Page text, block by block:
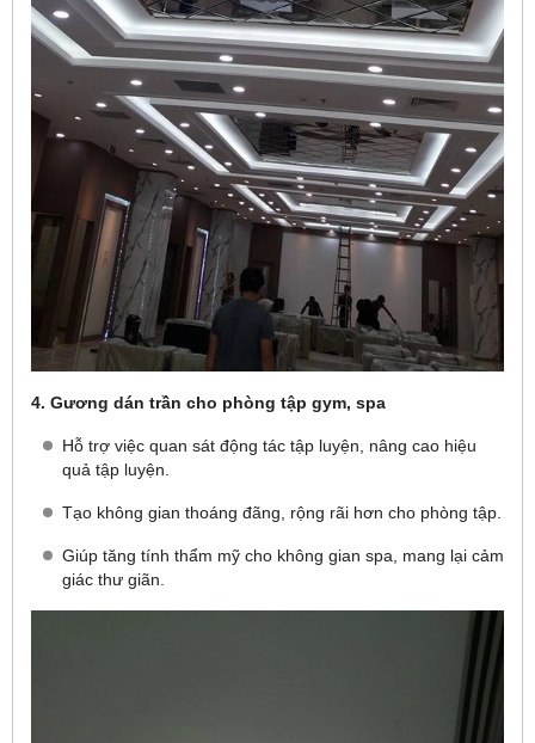
4. Gương dán trần cho phòng tập gym, spa
Hỗ trợ việc quan sát động tác tập luyện, nâng cao hiệu
quả tập luyện.
Tạo không gian thoáng đãng, rộng rãi hơn cho phòng tập.
Giúp tăng tính thẩm mỹ cho không gian spa, mang lại cảm
giác thư giãn.